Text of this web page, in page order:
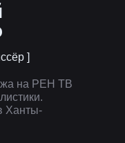
]
на РЕН ТВ
Ханты-